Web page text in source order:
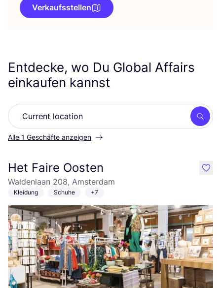
Verkaufsstellen
Entdecke, wo Du Global Affairs
einkaufen kannst
Alle 1 Geschäfte anzeigen
Het Faire Oosten
Waldenlaan 208, Amsterdam
Kleidung Schuhe +7
like